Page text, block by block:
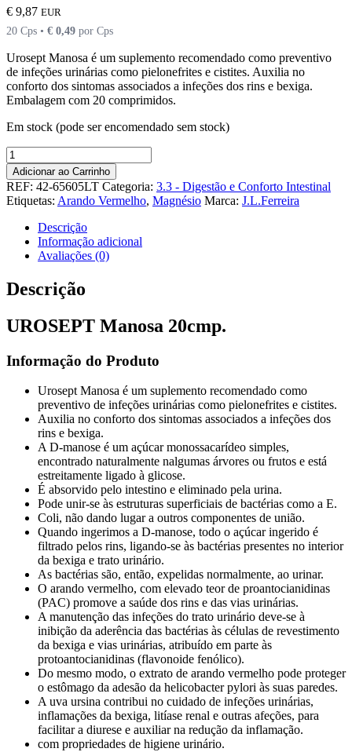
€ 9,87 EUR
20 Cps • € 0,49 por Cps
Urosept Manosa é um suplemento recomendado como preventivo
de infeções urinárias como pielonefrites e cistites. Auxilia no
conforto dos sintomas associados a infeções dos rins e bexiga.
Embalagem com 20 comprimidos.
Em stock (pode ser encomendado sem stock)
Quantidade
de
UROSEPT
Manosa
20cmp
Adicionar ao Carrinho
REF: 42-65605LT Categoria: 3.3 - Digestão e Conforto Intestinal
Etiquetas: Arando Vermelho, Magnésio Marca: J.L.Ferreira
Descrição
Informação adicional
Avaliações (0)
Descrição
UROSEPT Manosa 20cmp.
Informação do Produto
Urosept Manosa é um suplemento recomendado como
preventivo de infeções urinárias como pielonefrites e cistites.
Auxilia no conforto dos sintomas associados a infeções dos
rins e bexiga.
A D-manose é um açúcar monossacarídeo simples,
encontrado naturalmente nalgumas árvores ou frutos e está
estreitamente ligado à glicose.
É absorvido pelo intestino e eliminado pela urina.
Pode unir-se às estruturas superficiais de bactérias como a E.
Coli, não dando lugar a outros componentes de união.
Quando ingerimos a D-manose, todo o açúcar ingerido é
filtrado pelos rins, ligando-se às bactérias presentes no interior
da bexiga e trato urinário.
As bactérias são, então, expelidas normalmente, ao urinar.
O arando vermelho, com elevado teor de proantocianidinas
(PAC) promove a saúde dos rins e das vias urinárias.
A manutenção das infeções do trato urinário deve-se à
inibição da aderência das bactérias às células de revestimento
da bexiga e vias urinárias, atribuído em parte às
protoantocianidinas (flavonoide fenólico).
Do mesmo modo, o extrato de arando vermelho pode proteger
o estômago da adesão da helicobacter pylori às suas paredes.
A uva ursina contribui no cuidado de infeções urinárias,
inflamações da bexiga, litíase renal e outras afeções, para
facilitar a diurese e auxiliar na redução da inflamação.
com propriedades de higiene urinário.